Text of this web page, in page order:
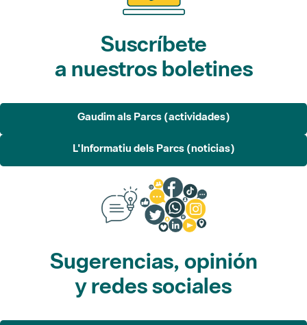
Suscríbete
a nuestros boletines
Gaudim als Parcs (actividades)
L'Informatiu dels Parcs (noticias)
Sugerencias, opinión
y redes sociales